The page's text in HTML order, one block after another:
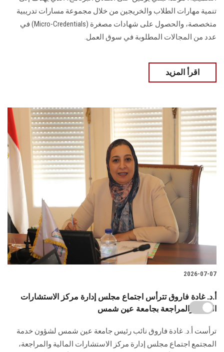
تنمية مهارات الطلاب والخريجين من خلال مجموعة مسارات تدريبية
متخصصة، والحصول على شهادات مصغرة (Micro-Credentials) في
عدد من المجالات المطلوبة في سوق العمل.
اقرأ المزيد
2026-07-07
أ.د. غادة فاروق تترأس اجتماع مجلس إدارة مركز الاستشارات
المالية والمراجعة بجامعة عين شمس
ترأست أ.د. غادة فاروق نائب رئيس جامعة عين شمس لشؤون خدمة
المجتمع اجتماع مجلس إدارة مركز الاستشارات المالية والمراجعة،